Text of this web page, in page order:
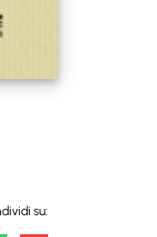
su: